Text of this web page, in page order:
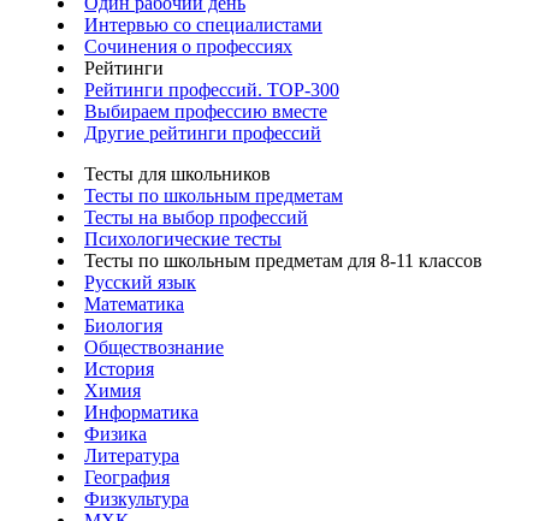
Интервью со специалистами
Сочинения о профессиях
Рейтинги
Рейтинги профессий. TOP-300
Выбираем профессию вместе
Другие рейтинги профессий
Тесты для школьников
Тесты по школьным предметам
Тесты на выбор профессий
Психологические тесты
Тесты по школьным предметам для 8-11 классов
Русский язык
Математика
Биология
Обществознание
История
Химия
Информатика
Физика
Литература
География
Физкультура